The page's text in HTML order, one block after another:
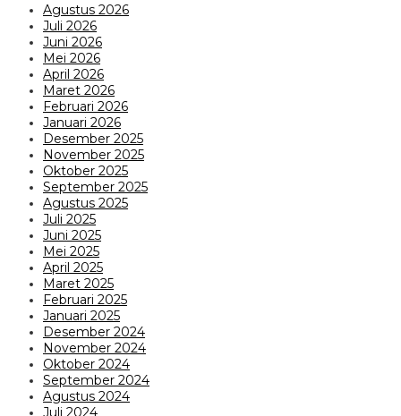
Agustus 2026
Juli 2026
Juni 2026
Mei 2026
April 2026
Maret 2026
Februari 2026
Januari 2026
Desember 2025
November 2025
Oktober 2025
September 2025
Agustus 2025
Juli 2025
Juni 2025
Mei 2025
April 2025
Maret 2025
Februari 2025
Januari 2025
Desember 2024
November 2024
Oktober 2024
September 2024
Agustus 2024
Juli 2024